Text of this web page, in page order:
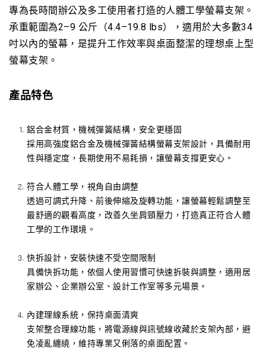
專為長時間辦公及多工使用者打造的人體工學螢幕支架。
承重範圍為2–9 公斤（4.4–19.8 lbs），適用於大多數34
吋以內的螢幕，是提升工作效率與桌面整潔的理想桌上型
螢幕支架。
產品特色
鋁合金材質，機械彈簧結構，安全更穩固
採用高強度鋁合金及機械彈簧結構螢幕支架設計，具備耐用
性與穩定度，長期使用不易耗損，讓螢幕支撐更安心。
符合人體工學，視角自由調整
透過可調式升降、前後伸縮及旋轉功能，讓螢幕輕鬆調整至
最舒適的觀看高度，改善久坐肩頸壓力，打造真正符合人體
工學的工作環境。
快拆設計，安裝快速不受空間限制
具備快拆功能，依個人使用習慣可快速拆裝與調整，適用居
家辦公、企業辦公室、設計工作室等多元場景。
內建理線系統，保持桌面清爽
支架整合理線功能，將電源線與訊號線收藏於支架內部，避
免凌亂纏繞，維持專業又俐落的桌面配置。